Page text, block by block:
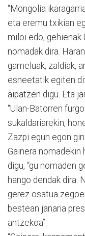
“Mongolia
eta eremu txikian
miloi edo, gehienak
nomadak dira.
gameluak, zaldiak,
esneetatik egiten
aipatzen digu. Eta
“Ulan-Batorren
sukaldariarekin,
Zazpi egun egon
Gainera nomadekin
digu, “gu nomaden
hango dendak dira.
gerez osatua
bestean janaria
antzekoa”.